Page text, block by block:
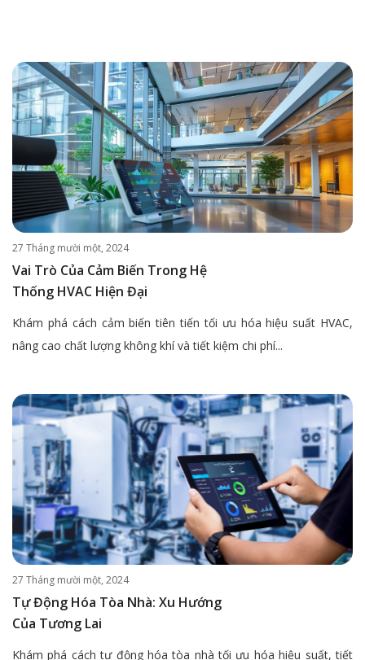
27 Tháng mười một, 2024
Vai Trò Của Cảm Biến Trong Hệ
Thống HVAC Hiện Đại
Khám phá cách cảm biến tiên tiến tối ưu hóa hiệu suất HVAC,
nâng cao chất lượng không khí và tiết kiệm chi phí...
27 Tháng mười một, 2024
Tự Động Hóa Tòa Nhà: Xu Hướng
Của Tương Lai
Khám phá cách tự động hóa tòa nhà tối ưu hóa hiệu suất, tiết